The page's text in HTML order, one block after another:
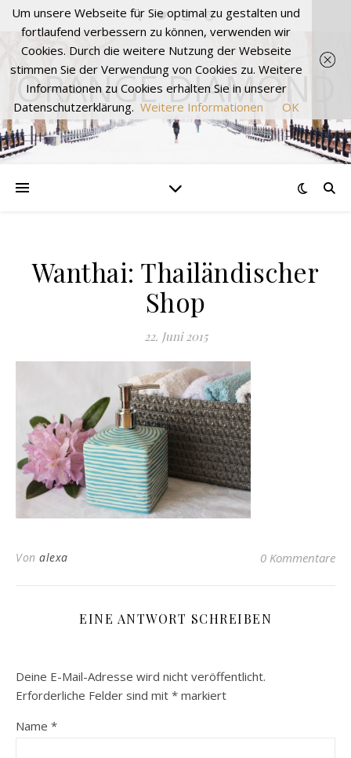
ORANGE DIAMOND
Wanthai: Thailändischer
Shop
22. Juni 2015
Von alexa 0 Kommentare
EINE ANTWORT SCHREIBEN
Deine E-Mail-Adresse wird nicht veröffentlicht.
Erforderliche Felder sind mit * markiert
Name *
Um unsere Webseite für Sie optimal zu gestalten und
fortlaufend verbessern zu können, verwenden wir
Cookies. Durch die weitere Nutzung der Webseite
stimmen Sie der Verwendung von Cookies zu. Weitere
Informationen zu Cookies erhalten Sie in unserer
Datenschutzerklärung. Weitere Informationen OK